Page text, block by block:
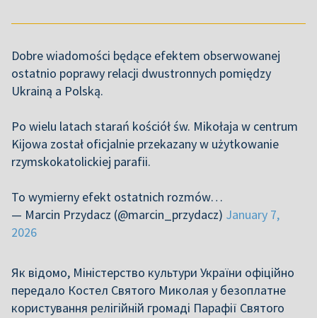
Dobre wiadomości będące efektem obserwowanej
ostatnio poprawy relacji dwustronnych pomiędzy
Ukrainą a Polską.
Po wielu latach starań kościół św. Mikołaja w centrum
Kijowa został oficjalnie przekazany w użytkowanie
rzymskokatolickiej parafii.
To wymierny efekt ostatnich rozmów…
— Marcin Przydacz (@marcin_przydacz) January 7,
2026
Як відомо, Міністерство культури України офіційно
передало Костел Святого Миколая у безоплатне
користування релігійній громаді Парафії Святого